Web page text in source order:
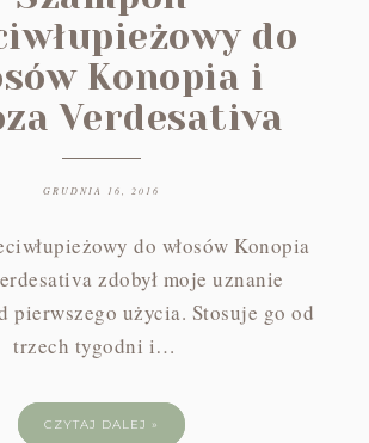
do
Konopia i
Verdesativa
GRUDNIA 16, 2016
do włosów Konopia
zdobył moje uznanie
pierwszego użycia. Stosuje go od
trzech tygodni i…
CZYTAJ DALEJ »